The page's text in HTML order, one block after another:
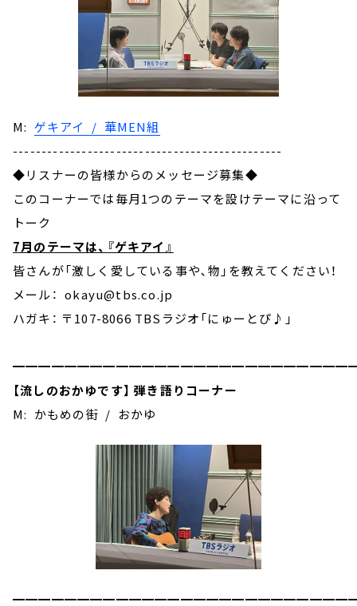
M: ゲキアイ / 華MEN組
-----------------------------------------------
◆リスナーの皆様からのメッセージ募集◆
このコーナーでは毎月1つのテーマを設けテーマに沿って
トーク
7月のテーマは、『ゲキアイ』
皆さんが「激しく愛している事や､物」を教えてください！
メール： okayu@tbs.co.jp
ハガキ： 〒107-8066 TBSラジオ「にゅーとぴ♪」
【流しのおかゆです】 弾き語りコーナー
M: かもめの街 / おかゆ